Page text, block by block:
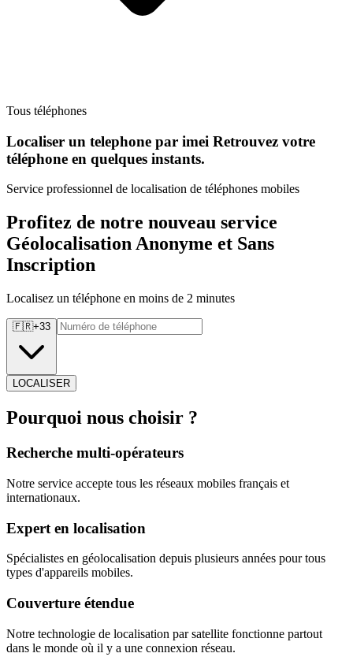
Tous téléphones
Localiser un telephone par imei Retrouvez votre
téléphone en quelques instants.
Service professionnel de localisation de téléphones mobiles
Profitez de notre nouveau service
Géolocalisation Anonyme et Sans
Inscription
Localisez un téléphone en moins de 2 minutes
🇫🇷+33
LOCALISER
Pourquoi nous choisir ?
Recherche multi-opérateurs
Notre service accepte tous les réseaux mobiles français et
internationaux.
Expert en localisation
Spécialistes en géolocalisation depuis plusieurs années pour tous
types d'appareils mobiles.
Couverture étendue
Notre technologie de localisation par satellite fonctionne partout
dans le monde où il y a une connexion réseau.